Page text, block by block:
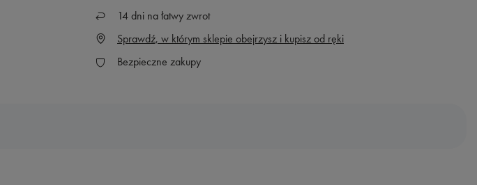
14 dni na łatwy zwrot
Sprawdź, w którym sklepie obejrzysz i kupisz od ręki
Bezpieczne zakupy